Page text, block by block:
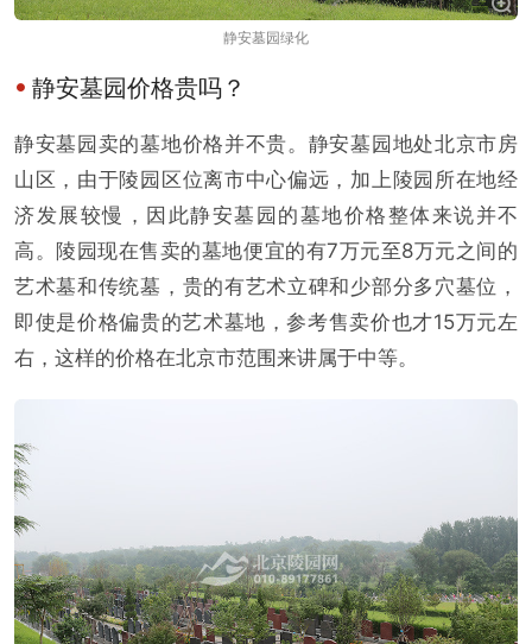
静安墓园绿化
静安墓园价格贵吗？
静安墓园卖的墓地价格并不贵。静安墓园地处北京市房
山区，由于陵园区位离市中心偏远，加上陵园所在地经
济发展较慢，因此静安墓园的墓地价格整体来说并不
高。陵园现在售卖的墓地便宜的有7万元至8万元之间的
艺术墓和传统墓，贵的有艺术立碑和少部分多穴墓位，
即使是价格偏贵的艺术墓地，参考售卖价也才15万元左
右，这样的价格在北京市范围来讲属于中等。